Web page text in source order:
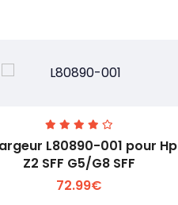
Voir plus +
L80890-001 pour Hp
Z2 SFF G5/G8 SFF
72.99€